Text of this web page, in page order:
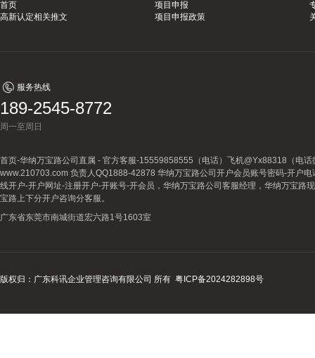
首页 项目申报
高新认定相关推文
项目申报政策
服务热线
189-2545-8772
周一至周日
首页-华纳万宝路公司直属 - 官方客服-15559858555（电话）飞机@Yx88318（电
www.210703.com 负责人QQ1888-42878 华纳万宝路公司开户会员账号密码-开户
线开户-开户网址-注册开户-开账号-开会员，华纳万宝路公司客服经理，华纳万宝路
宝路上下分开户咨询分客服。
广东省东莞市南城街道宏六路1号1603室
版权归：广东科讯企业管理咨询有限公司 所有 粤ICP备2024282898号